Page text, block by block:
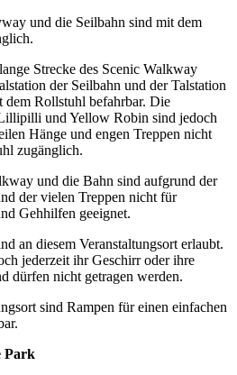
und die Seilbahn sind mit dem
Strecke des Scenic Walkway
der Seilbahn und der Talstation
dem Rollstuhl befahrbar. Die
und Yellow Robin sind jedoch
Hänge und engen Treppen nicht
zugänglich.
und die Bahn sind aufgrund der
der vielen Treppen nicht für
Gehhilfen geeignet.
an diesem Veranstaltungsort erlaubt.
jederzeit ihr Geschirr oder ihre
dürfen nicht getragen werden.
sind Rampen für einen einfachen
Park